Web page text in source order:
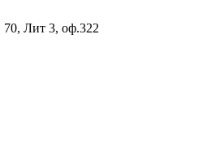
70, Лит 3, оф.322